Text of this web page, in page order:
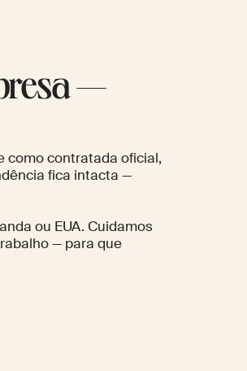
—
como contratada oficial,
fica intacta —
ou EUA. Cuidamos
— para que